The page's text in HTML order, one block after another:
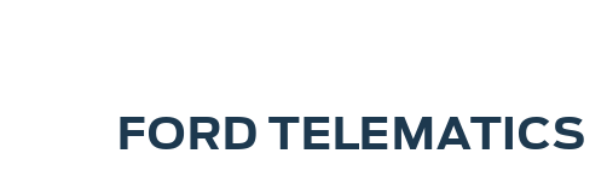
FORD TELEMATICS